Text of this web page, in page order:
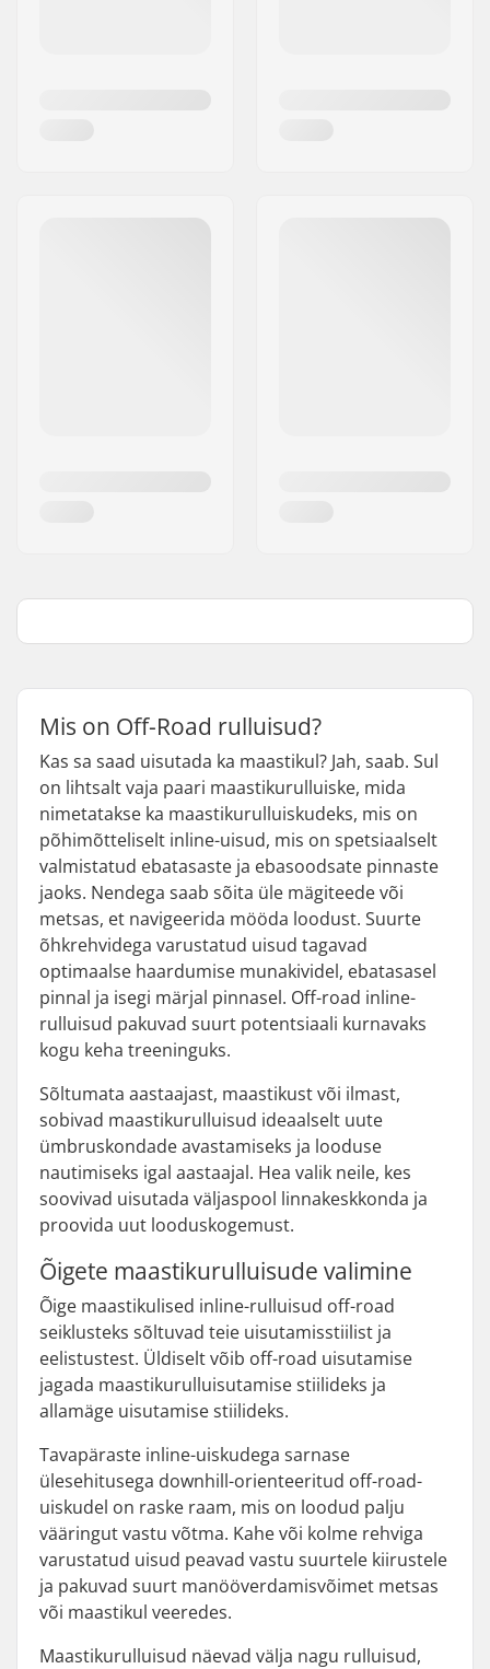
Mis on Off-Road rulluisud?
Kas sa saad uisutada ka maastikul? Jah, saab. Sul
on lihtsalt vaja paari maastikurulluiske, mida
nimetatakse ka maastikurulluiskudeks, mis on
põhimõtteliselt inline-uisud, mis on spetsiaalselt
valmistatud ebatasaste ja ebasoodsate pinnaste
jaoks. Nendega saab sõita üle mägiteede või
metsas, et navigeerida mööda loodust. Suurte
õhkrehvidega varustatud uisud tagavad
optimaalse haardumise munakividel, ebatasasel
pinnal ja isegi märjal pinnasel. Off-road inline-
rulluisud pakuvad suurt potentsiaali kurnavaks
kogu keha treeninguks.
Sõltumata aastaajast, maastikust või ilmast,
sobivad maastikurulluisud ideaalselt uute
ümbruskondade avastamiseks ja looduse
nautimiseks igal aastaajal. Hea valik neile, kes
soovivad uisutada väljaspool linnakeskkonda ja
proovida uut looduskogemust.
Õigete maastikurulluisude valimine
Õige maastikulised inline-rulluisud off-road
seiklusteks sõltuvad teie uisutamisstiilist ja
eelistustest. Üldiselt võib off-road uisutamise
jagada maastikurulluisutamise stiilideks ja
allamäge uisutamise stiilideks.
Tavapäraste inline-uiskudega sarnase
ülesehitusega downhill-orienteeritud off-road-
uiskudel on raske raam, mis on loodud palju
vääringut vastu võtma. Kahe või kolme rehviga
varustatud uisud peavad vastu suurtele kiirustele
ja pakuvad suurt manööverdamisvõimet metsas
või maastikul veeredes.
Maastikurulluisud näevad välja nagu rulluisud,